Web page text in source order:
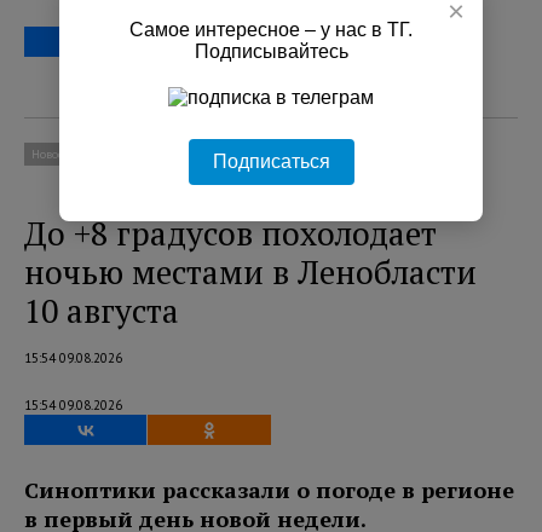
Новости
До +8 градусов похолодает
ночью местами в Ленобласти
10 августа
15:54 09.08.2026
15:54 09.08.2026
Синоптики рассказали о погоде в регионе
в первый день новой недели.
×
Самое интересное – у нас в ТГ.
Подписывайтесь
Подписаться